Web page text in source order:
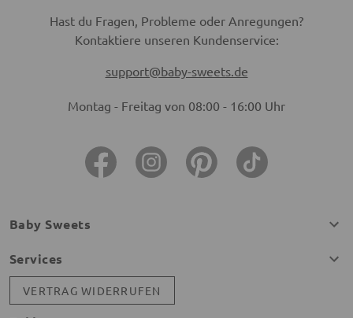
Hast du Fragen, Probleme oder Anregungen?
Kontaktiere unseren Kundenservice:
support@baby-sweets.de
Montag - Freitag von 08:00 - 16:00 Uhr
Baby Sweets
Services
VERTRAG WIDERRUFEN